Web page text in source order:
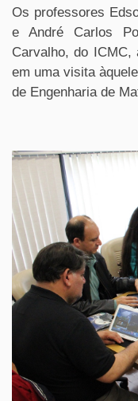
Os professores
e André Carlos
Carvalho, do ICMC,
em uma visita
de Engenharia de